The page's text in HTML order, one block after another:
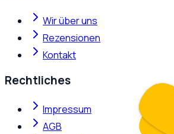
Wir über uns
Rezensionen
Kontakt
Rechtliches
Impressum
AGB